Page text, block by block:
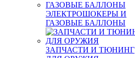
ЭЛЕКТРОШОКЕРЫ И
ГАЗОВЫЕ БАЛЛОНЫ
ЗАПЧАСТИ И ТЮНИНГ